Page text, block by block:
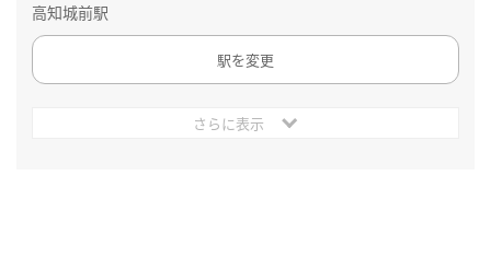
高知城前駅
駅を変更
さらに表示